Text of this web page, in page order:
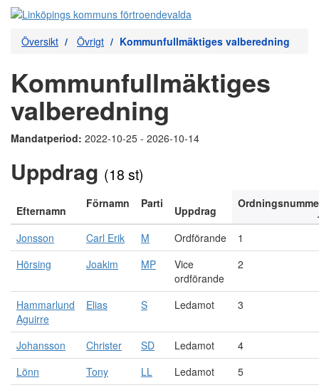
Översikt Övrigt Kommunfullmäktiges valberedning
Kommunfullmäktiges
valberedning
Mandatperiod: 2022-10-25 - 2026-10-14
Uppdrag (18 st)
Efternamn
Förnamn Parti
Uppdrag
Jonsson Carl Erik M Ordförande
1
Hörsing
Joakim MP
Vice
ordförande
2
Hammarlund
Aguirre
Elias S Ledamot 3
Johansson Christer SD Ledamot
4
Lönn
Tony LL Ledamot
5